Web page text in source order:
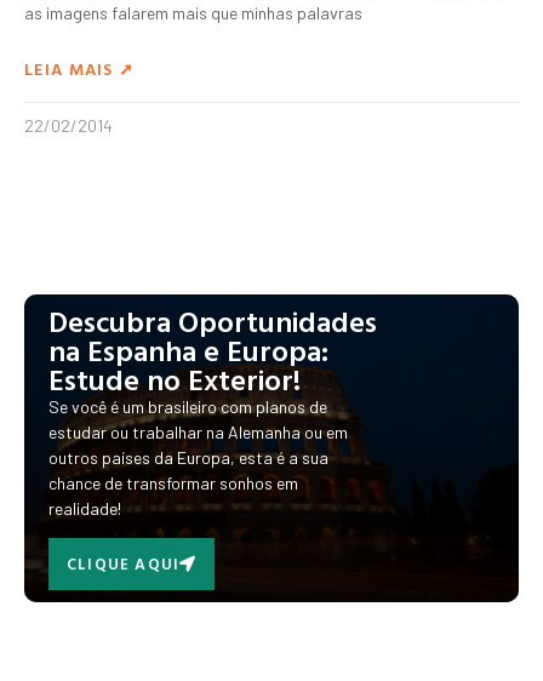
as imagens falarem mais que minhas palavras
LEIA MAIS ➚
22/02/2014
Descubra Oportunidades
na Espanha e Europa:
Estude no Exterior!
Se você é um brasileiro com planos de
estudar ou trabalhar na Alemanha ou em
outros países da Europa, esta é a sua
chance de transformar sonhos em
realidade!
CLIQUE AQUI